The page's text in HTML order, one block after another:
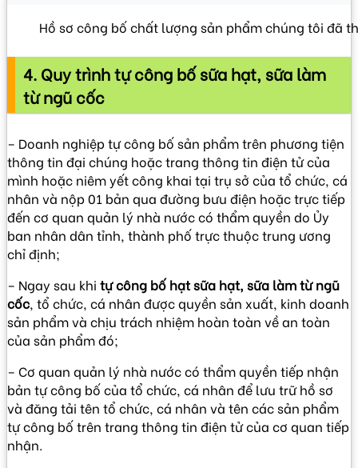
Hồ sơ công bố chất lượng sản phẩm chúng tôi đã
4. Quy trình tự công bố sữa hạt, sữa làm
từ ngũ cốc
– Doanh nghiệp tự công bố sản phẩm trên phương tiện
thông tin đại chúng hoặc trang thông tin điện tử của
mình hoặc niêm yết công khai tại trụ sở của tổ chức, cá
nhân và nộp 01 bản qua đường bưu điện hoặc trực tiếp
đến cơ quan quản lý nhà nước có thẩm quyền do Ủy
ban nhân dân tỉnh, thành phố trực thuộc trung ương
chỉ định;
– Ngay sau khi tự công bố hạt sữa hạt, sữa làm từ ngũ
cốc, tổ chức, cá nhân được quyền sản xuất, kinh doanh
sản phẩm và chịu trách nhiệm hoàn toàn về an toàn
của sản phẩm đó;
– Cơ quan quản lý nhà nước có thẩm quyền tiếp nhận
bản tự công bố của tổ chức, cá nhân để lưu trữ hồ sơ
và đăng tải tên tổ chức, cá nhân và tên các sản phẩm
tự công bố trên trang thông tin điện tử của cơ quan tiếp
nhận.